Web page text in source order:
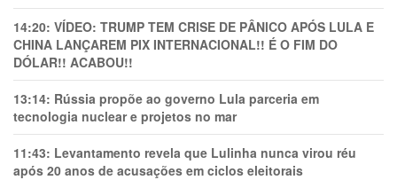
14:20: VÍDEO: TRUMP TEM CRlSE DE PÂNlCO APÓS LULA E
CHINA LANÇAREM PIX INTERNACIONAL!! É O FIM DO
DÓLAR!! ACABOU!!
13:14: Rússia propõe ao governo Lula parceria em
tecnologia nuclear e projetos no mar
11:43: Levantamento revela que Lulinha nunca virou réu
após 20 anos de acusações em ciclos eleitorais